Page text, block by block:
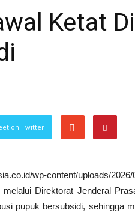
Ketat
on Twitter
wp-content/uploads/
Direktorat Jenderal
pupuk bersubsidi, sehingga